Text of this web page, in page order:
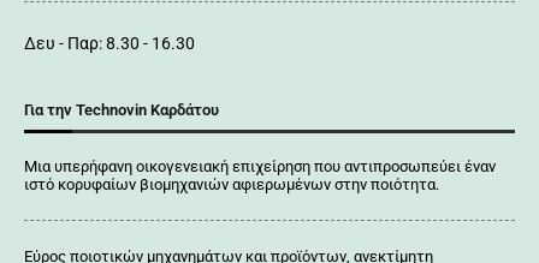
Δευ - Παρ: 8.30 - 16.30
Για την Technovin Καρδάτου
Μια υπερήφανη οικογενειακή επιχείρηση που αντιπροσωπεύει έναν
ιστό κορυφαίων βιομηχανιών αφιερωμένων στην ποιότητα.
Εύρος ποιοτικών μηχανημάτων και προϊόντων, ανεκτίμητη